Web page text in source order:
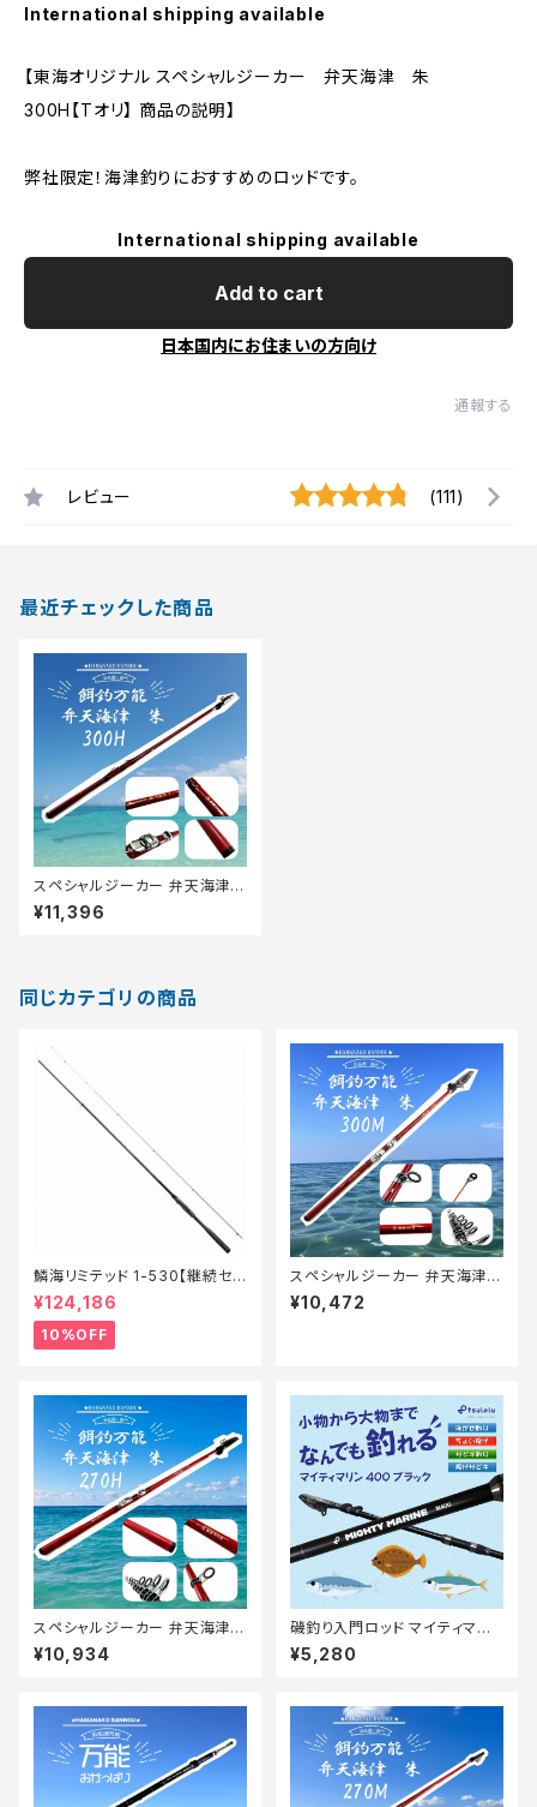
International shipping available
【東海オリジナル スペシャルジーカー 弁天海津 朱
300H【Tオリ】 商品の説明】
弊社限定！海津釣りにおすすめのロッドです。
International shipping available
Add to cart
日本国内にお住まいの方向け
通報する
レビュー (111)
最近チェックした商品
スペシャルジーカー 弁天海津
朱 300H【Tオリ】
¥11,396
同じカテゴリの商品
鱗海リミテッド 1-530【継続セ
ール_ロッド】【10】
¥124,186
10%OFF
スペシャルジーカー 弁天海津
朱 300M【Tオリ】
¥10,472
スペシャルジーカー 弁天海津
朱 270H【Tオリ】
¥10,934
磯釣り入門ロッド マイティマリ
ン 400 マットブラック
¥5,280